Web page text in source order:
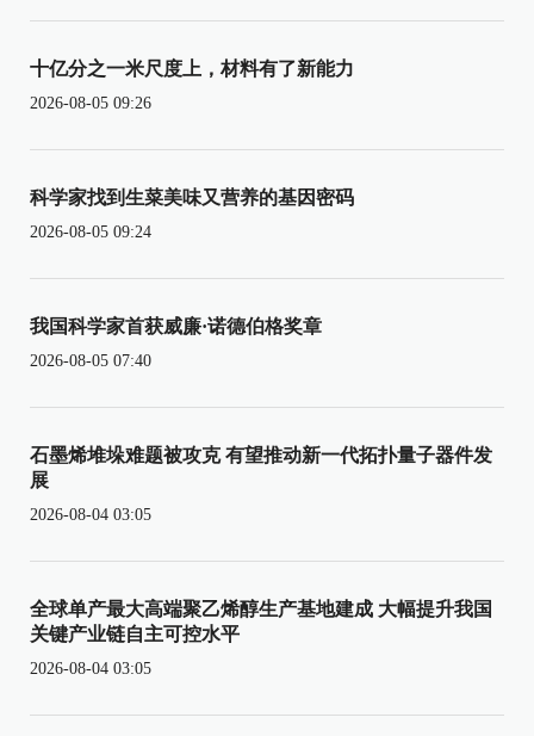
十亿分之一米尺度上，材料有了新能力
2026-08-05 09:26
科学家找到生菜美味又营养的基因密码
2026-08-05 09:24
我国科学家首获威廉·诺德伯格奖章
2026-08-05 07:40
石墨烯堆垛难题被攻克 有望推动新一代拓扑量子器件发
展
2026-08-04 03:05
全球单产最大高端聚乙烯醇生产基地建成 大幅提升我国
关键产业链自主可控水平
2026-08-04 03:05